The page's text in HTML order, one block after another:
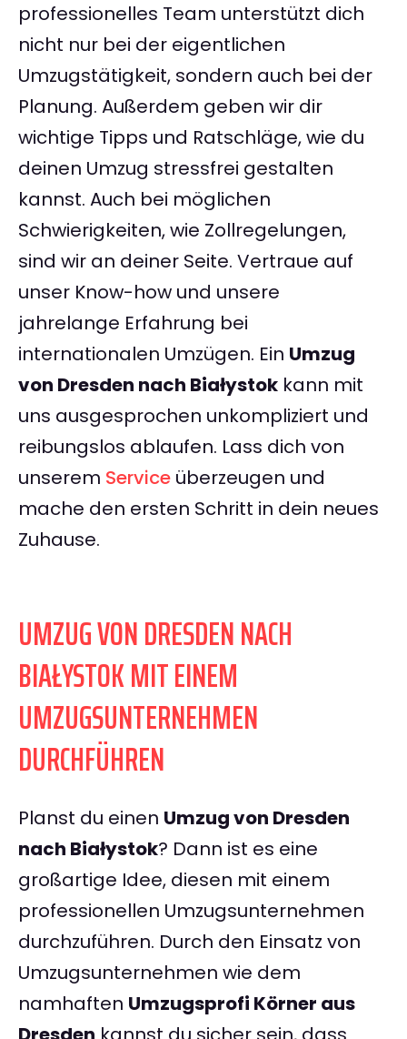
professionelles Team unterstützt dich
nicht nur bei der eigentlichen
Umzugstätigkeit, sondern auch bei der
Planung. Außerdem geben wir dir
wichtige Tipps und Ratschläge, wie du
deinen Umzug stressfrei gestalten
kannst. Auch bei möglichen
Schwierigkeiten, wie Zollregelungen,
sind wir an deiner Seite. Vertraue auf
unser Know-how und unsere
jahrelange Erfahrung bei
internationalen Umzügen. Ein Umzug
von Dresden nach Białystok kann mit
uns ausgesprochen unkompliziert und
reibungslos ablaufen. Lass dich von
unserem Service überzeugen und
mache den ersten Schritt in dein neues
Zuhause.
UMZUG VON DRESDEN NACH
BIAŁYSTOK MIT EINEM
UMZUGSUNTERNEHMEN
DURCHFÜHREN
Planst du einen Umzug von Dresden
nach Białystok? Dann ist es eine
großartige Idee, diesen mit einem
professionellen Umzugsunternehmen
durchzuführen. Durch den Einsatz von
Umzugsunternehmen wie dem
namhaften Umzugsprofi Körner aus